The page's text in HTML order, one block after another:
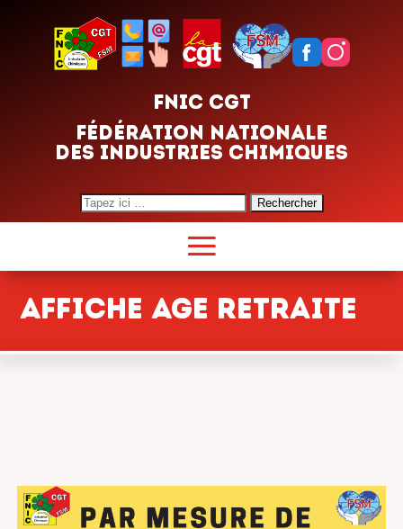
FNIC CGT
FÉDÉRATION NATIONALE
DES INDUSTRIES CHIMIQUES
Search
for:
Affiche Age retraite